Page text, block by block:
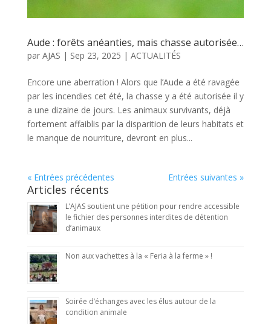
Aude : forêts anéanties, mais chasse autorisée…
par AJAS | Sep 23, 2025 | ACTUALITÉS
Encore une aberration ! Alors que l’Aude a été ravagée
par les incendies cet été, la chasse y a été autorisée il y
a une dizaine de jours. Les animaux survivants, déjà
fortement affaiblis par la disparition de leurs habitats et
le manque de nourriture, devront en plus...
« Entrées précédentes Entrées suivantes »
Articles récents
L’AJAS soutient une pétition pour rendre accessible
le fichier des personnes interdites de détention
d’animaux
Non aux vachettes à la « Feria à la ferme » !
Soirée d’échanges avec les élus autour de la
condition animale